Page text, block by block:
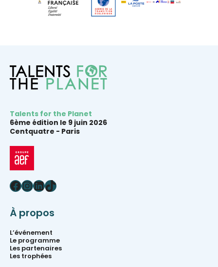
Talents for the Planet
6ème édition le 9 juin 2026
Centquatre - Paris
Facebook
Instagram
LinkedIn
TikTok
À propos
L’événement
Le programme
Les partenaires
Les trophées